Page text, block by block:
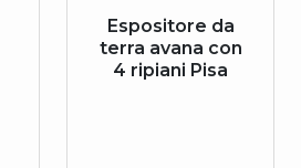
Espositore da
terra avana con
4 ripiani Pisa